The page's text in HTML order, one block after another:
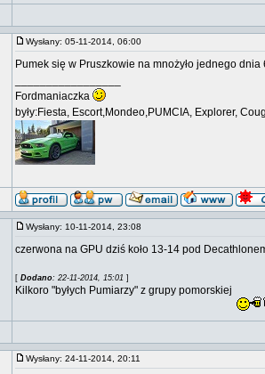
Wysłany: 05-11-2014, 06:00
Pumek się w Pruszkowie na mnożyło jednego
Fordmaniaczka
były:Fiesta, Escort,Mondeo,PUMCIA, Explorer,
Wysłany: 10-11-2014, 23:08
czerwona na GPU dziś koło 13-14 pod
[ Dodano: 22-11-2014, 15:01 ]
Kilkoro "byłych Pumiarzy" z grupy pomorskiej
Wysłany: 24-11-2014, 20:11